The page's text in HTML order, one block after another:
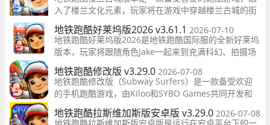
入了楼兰文化元素，玩家将在游戏中穿越楼兰古城的街
道和建筑，逃离守卫者的追捕，感受楼兰文化的神秘和
魅力。 游戏
地铁跑酷好莱坞版2026 v3.61.1 2026-07-10
地铁跑酷好莱坞版2026是地铁跑酷国际服的全新好莱坞
版本，玩家将跟随角色Jake一起来到充满科幻、拍摄场
地的好莱坞基地，体验在好莱坞影视世界中的跑酷乐
趣。
地铁跑酷修改版 v3.29.0 2026-07-08
地铁跑酷修改版（Subway Surfers）是一款备受欢迎
的手机跑酷游戏，由Kiloo和SYBO Games共同开发和
发布。从2012年首次推出至今，该游戏已经拥有数亿的
全球玩家。本次提供的地铁跑酷破解版
地铁跑酷拉斯维加斯版安卓版 v3.29.0 2026-07-08